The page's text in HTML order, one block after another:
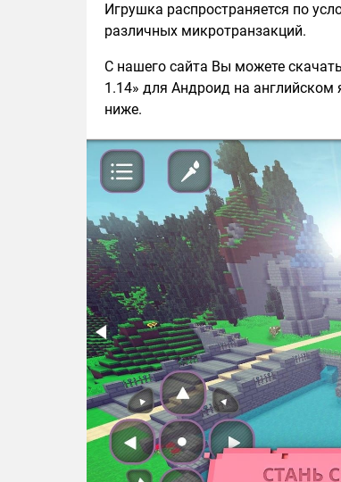
Игрушка распространяется по
различных микротранзакций.
С нашего сайта Вы можете
1.14» для Андроид на английском
ниже.